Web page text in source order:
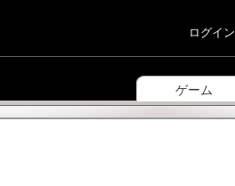
ログイン
ゲーム